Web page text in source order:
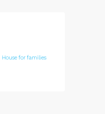
House for families